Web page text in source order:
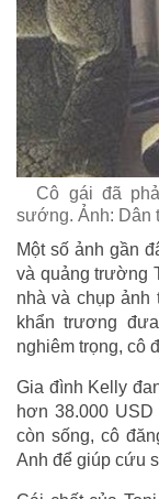
Cô gái đã
sướng. Ảnh: Dân
Một số ảnh gần
và quảng trường
nhà và chụp
khẩn trương
nghiêm trọng, cô
Gia đình Kelly
hơn 38.000
còn sống, cô
Anh để giúp cứu